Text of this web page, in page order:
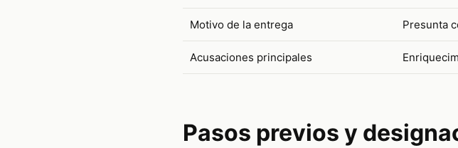
Motivo de la entrega Presunta
Acusaciones principales
Pasos previos y